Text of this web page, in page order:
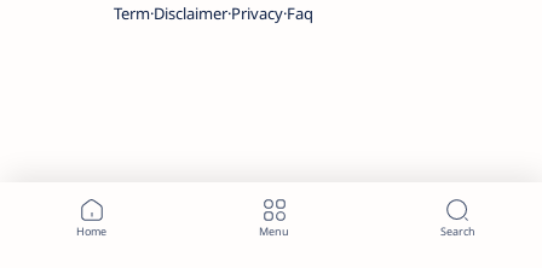
Term Disclaimer Privacy Faq